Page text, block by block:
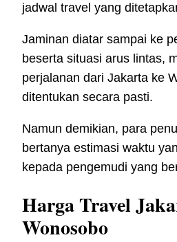
jadwal travel yang
Jaminan diatar sampai ke
beserta situasi arus lintas,
perjalanan dari Jakarta ke
ditentukan secara pasti.
Namun demikian, para
bertanya estimasi waktu
kepada pengemudi yang
Harga Travel
Wonosobo